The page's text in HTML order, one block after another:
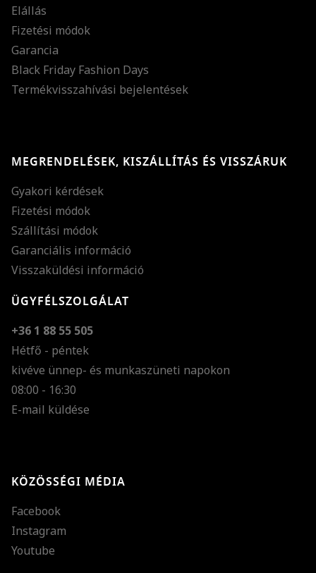
Elállás
Fizetési módok
Garancia
Black Friday Fashion Days
Termékvisszahívási bejelentések
MEGRENDELÉSEK, KISZÁLLÍTÁS ÉS VISSZÁRUK
Gyakori kérdések
Fizetési módok
Szállítási módok
Garanciális információ
Visszaküldési információ
ÜGYFÉLSZOLGÁLAT
+36 1 88 55 505
Hétfő - péntek
kivéve ünnep- és munkaszüneti napokon
08:00 - 16:30
E-mail küldése
KÖZÖSSÉGI MÉDIA
Facebook
Instagram
Youtube